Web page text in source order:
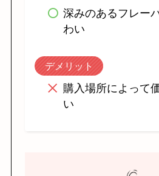
深みのあるフレー
わい
デメリット
購入場所によって
い